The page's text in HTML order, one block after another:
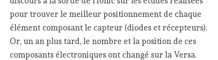
pour trouver le meilleur positionnement de chaque
élément composant le capteur (diodes et récepteurs).
Or, un an plus tard, le nombre et la position de ces
composants électroniques ont changé sur la Versa.